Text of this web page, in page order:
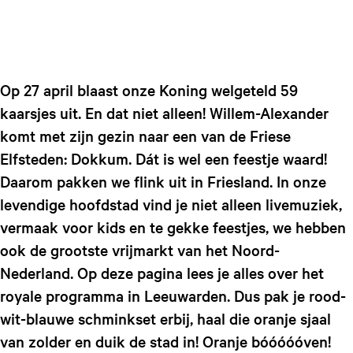
Op 27 april blaast onze Koning welgeteld 59
kaarsjes uit. En dat niet alleen! Willem-Alexander
komt met zijn gezin naar een van de Friese
Elfsteden: Dokkum. Dát is wel een feestje waard!
Daarom pakken we flink uit in Friesland. In onze
levendige hoofdstad vind je niet alleen livemuziek,
vermaak voor kids en te gekke feestjes, we hebben
ook de grootste vrijmarkt van het Noord-
Nederland. Op deze pagina lees je alles over het
royale programma in Leeuwarden. Dus pak je rood-
wit-blauwe schminkset erbij, haal die oranje sjaal
van zolder en duik de stad in! Oranje bóóóóóven!